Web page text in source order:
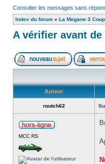
Consulter les messages sans
Index du forum » La Megane 3
A vérifier avant
Auteur
routch62
MCC RS